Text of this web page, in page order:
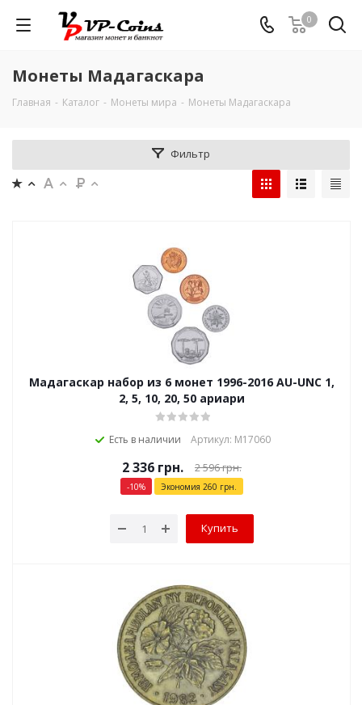
0
Монеты Мадагаскара
Главная - Каталог - Монеты мира - Монеты Мадагаскара
Фильтр
Мадагаскар набор из 6 монет 1996-2016 AU-UNC 1,
2, 5, 10, 20, 50 ариари
Есть в наличии Артикул: М17060
2 336 грн. 2 596грн.
-10% Экономия 260 грн.
Купить